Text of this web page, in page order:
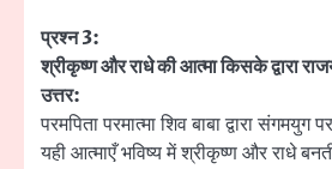
प्रश्न 3:
श्रीकृष्ण और राधे की आत्मा किसके द्वारा
उत्तर:
परमपिता परमात्मा शिव बाबा द्वारा संगमयुग
यही आत्माएँ भविष्य में श्रीकृष्ण और राधे